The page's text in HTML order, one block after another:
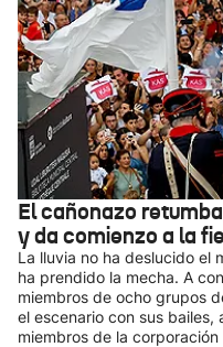
El cañonazo
y da comienzo a la
La lluvia no ha deslucido el
ha prendido la mecha. A
miembros de ocho grupos
el escenario con sus bailes,
miembros de la corporación